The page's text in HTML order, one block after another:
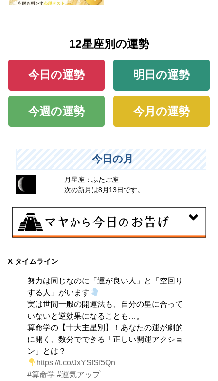
12星座別の運勢
今日の運勢 明日の運勢
今週の運勢 今月の運勢
今日の月
月星座：ふたご座
次の新月は8月13日です。
興味のある分野で、熟練を志す日。なんとなくではな
す。
X タイムライン
努力は同じなのに「運が良い人」と「空回り
する人」がいます
実は世間一般の開運法も、自分の星に合って
いないと逆効果になることも…。
算命学の【十大主星別】！あなたの運が劇的
に開く、数分でできる「正しい開運アクショ
ン」とは？
https://t.co/JxYSfSf5Qn
#算命学 #運気アップ